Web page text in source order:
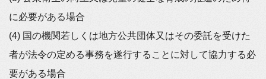
に必要がある場合
(4) 国の機関若しくは地方公共団体又はその委託を受けた
者が法令の定める事務を遂行することに対して協力する必
要がある場合